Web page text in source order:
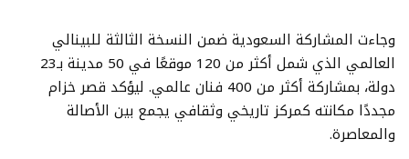
وجاءت المشاركة السعودية ضمن النسخة الثالثة للبينالي
العالمي الذي شمل أكثر من 120 موقعًا في 50 مدينة بـ23
دولة، بمشاركة أكثر من 400 فنان عالمي. ليؤكد قصر خزام
مجددًا مكانته كمركز تاريخي وثقافي يجمع بين الأصالة
والمعاصرة.